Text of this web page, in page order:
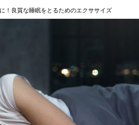
！良質な睡眠をとるためのエクササイズ